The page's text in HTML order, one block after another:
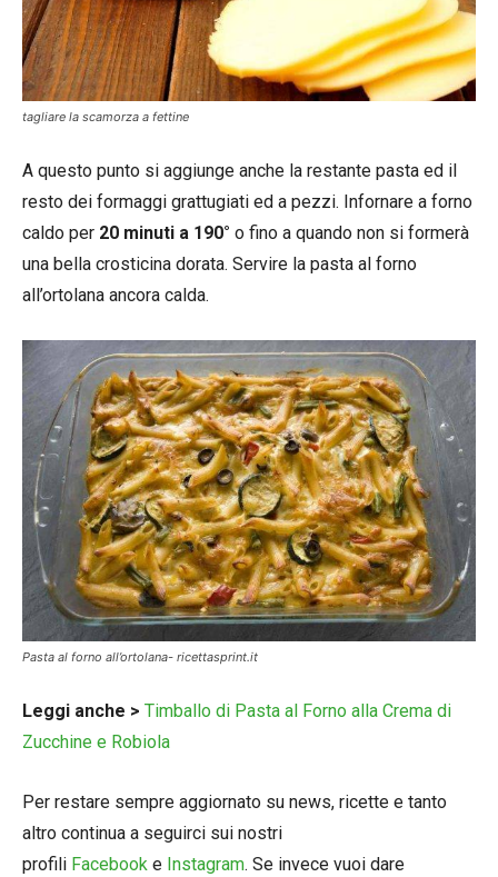
tagliare la scamorza a fettine
A questo punto si aggiunge anche la restante pasta ed il
resto dei formaggi grattugiati ed a pezzi. Infornare a forno
caldo per 20 minuti a 190° o fino a quando non si formerà
una bella crosticina dorata. Servire la pasta al forno
all’ortolana ancora calda.
Pasta al forno all’ortolana- ricettasprint.it
Leggi anche > Timballo di Pasta al Forno alla Crema di
Zucchine e Robiola
Per restare sempre aggiornato su news, ricette e tanto
altro continua a seguirci sui nostri
profili Facebook e Instagram. Se invece vuoi dare